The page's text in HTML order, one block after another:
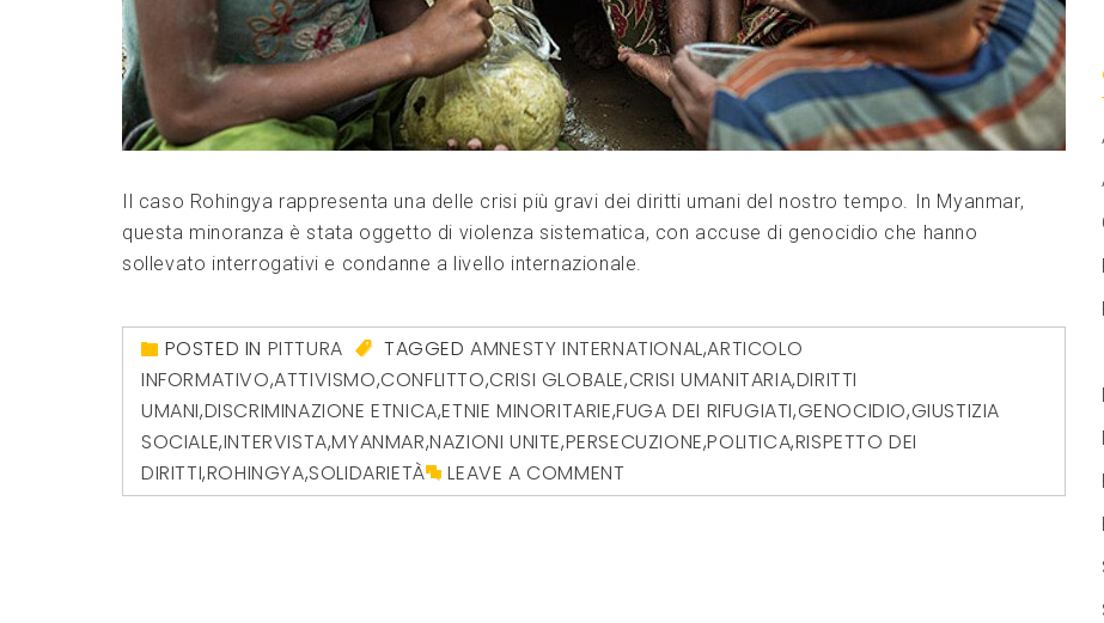
Il caso Rohingya rappresenta una delle crisi più gravi dei diritti umani del nostro tempo. In Myanmar,
questa minoranza è stata oggetto di violenza sistematica, con accuse di genocidio che hanno
sollevato interrogativi e condanne a livello internazionale.
POSTED IN PITTURA TAGGEDAMNESTY INTERNATIONAL,ARTICOLO
INFORMATIVO,ATTIVISMO,CONFLITTO,CRISI GLOBALE,CRISI UMANITARIA,DIRITTI
UMANI,DISCRIMINAZIONE ETNICA,ETNIE MINORITARIE,FUGA DEI RIFUGIATI,GENOCIDIO,GIUSTIZIA
SOCIALE,INTERVISTA,MYANMAR,NAZIONI UNITE,PERSECUZIONE,POLITICA,RISPETTO DEI
DIRITTI,ROHINGYA,SOLIDARIETÀ LEAVE A COMMENT